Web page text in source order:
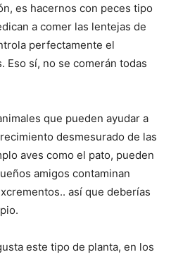
es hacernos con peces tipo
a comer las lentejas de
perfectamente el
Eso sí, no se comerán todas
que pueden ayudar a
desmesurado de las
aves como el pato, pueden
amigos contaminan
así que deberías
este tipo de planta, en los